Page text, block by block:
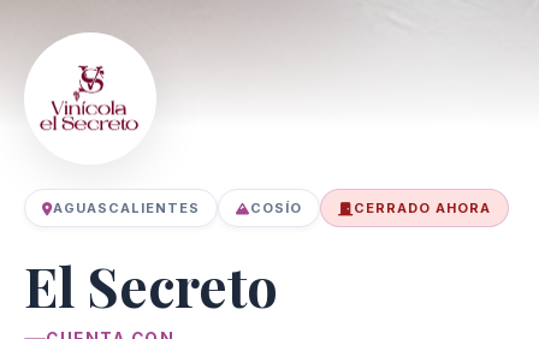
AGUASCALIENTES COSÍO CERRADO AHORA
El Secreto